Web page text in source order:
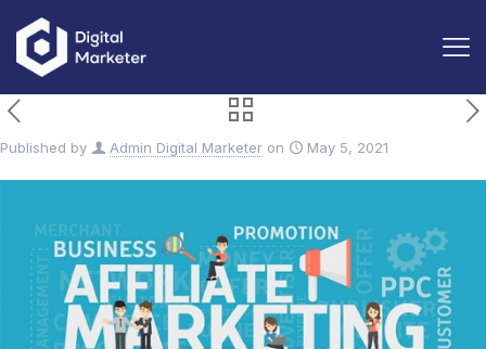
Published by Admin Digital Marketer on May 5, 2021